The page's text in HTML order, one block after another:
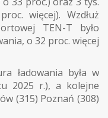
więcej). Wzdłuż
TEN-T było
o 32 proc. więcej
ładowania była w
2025 r.), a kolejne
(315) Poznań (308)